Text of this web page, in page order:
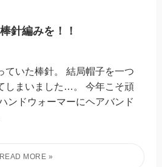
針編みを！！
ていた棒針。 結局帽子を一つ
しまいました…。 今年こそ頑
ンドウォーマーにヘアバンド